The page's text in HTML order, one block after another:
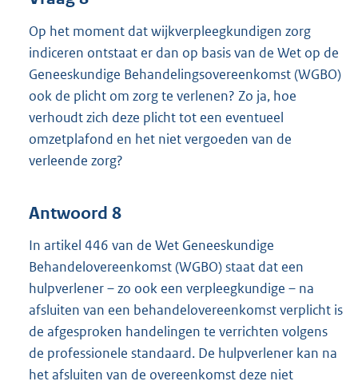
Op het moment dat wijkverpleegkundigen zorg
indiceren ontstaat er dan op basis van de Wet op de
Geneeskundige Behandelingsovereenkomst (WGBO)
ook de plicht om zorg te verlenen? Zo ja, hoe
verhoudt zich deze plicht tot een eventueel
omzetplafond en het niet vergoeden van de
verleende zorg?
Antwoord 8
In artikel 446 van de Wet Geneeskundige
Behandelovereenkomst (WGBO) staat dat een
hulpverlener – zo ook een verpleegkundige – na
afsluiten van een behandelovereenkomst verplicht is
de afgesproken handelingen te verrichten volgens
de professionele standaard. De hulpverlener kan na
het afsluiten van de overeenkomst deze niet